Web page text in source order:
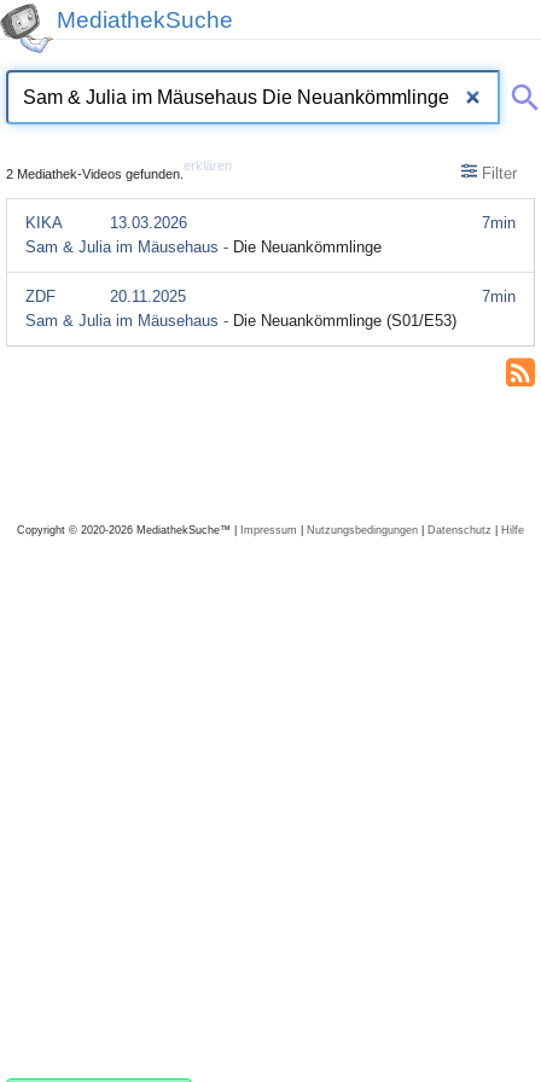
MediathekSuche
2 Mediathek-Videos gefunden.
erklären Filter
7min
KIKA
13.03.2026
Sam & Julia im Mäusehaus - Die Neuankömmlinge
7min
ZDF
20.11.2025
Sam & Julia im Mäusehaus - Die Neuankömmlinge (S01/E53)
Copyright © 2020-2026 MediathekSuche™ | Impressum | Nutzungsbedingungen | Datenschutz | Hilfe